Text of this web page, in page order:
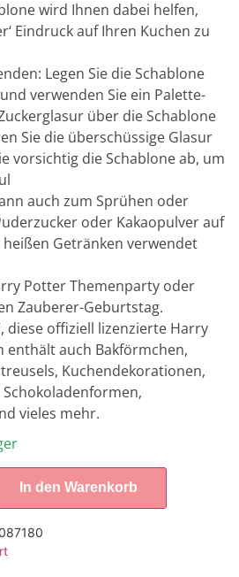
wird Ihnen dabei helfen,
Eindruck auf Ihren Kuchen zu
Legen Sie die Schablone
verwenden Sie ein Palette-
über die Schablone
Sie die überschüssige Glasur
vorsichtig die Schablone ab, um
auch zum Sprühen oder
oder Kakaopulver auf
Getränken verwendet
Potter Themenparty oder
Zauberer-Geburtstag.
diese offiziell lizenzierte Harry
enthält auch Bakförmchen,
Kuchendekorationen,
vieles mehr.
In den Warenkorb